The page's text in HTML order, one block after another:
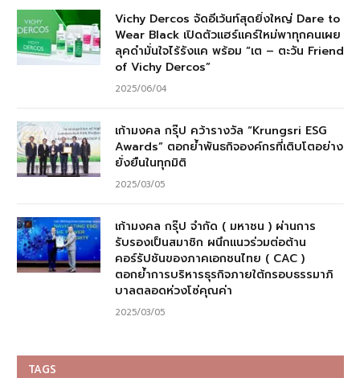
Vichy Dercos จัดอีเว้นท์สุดยิ่งใหญ่ Dare to
Wear Black เปิดตัวแฮร์แคร์ใหม่พาทุกคนเผย
ลุคดำมั่นใจไร้รังแค พร้อม “เต – ตะวัน Friend
of Vichy Dercos”
2025/06/04
เก้ามงคล กรุ๊ป คว้ารางวัล “Krungsri ESG
Awards” ตอกย้ำพันธกิจองค์กรที่เติบโตอย่าง
ยั่งยืนในทุกมิติ
2025/03/05
เก้ามงคล กรุ๊ป จำกัด ( มหาชน ) ผ่านการ
รับรองเป็นสมาชิก ผนึกแนวร่วมต่อต้าน
คอร์รัปชันของภาคเอกชนไทย ( CAC )
ตอกย้ำการบริหารธุรกิจภายใต้กรอบธรรมาภิ
บาลตลอดห่วงโซ่คุณค่า
2025/03/05
TAGS